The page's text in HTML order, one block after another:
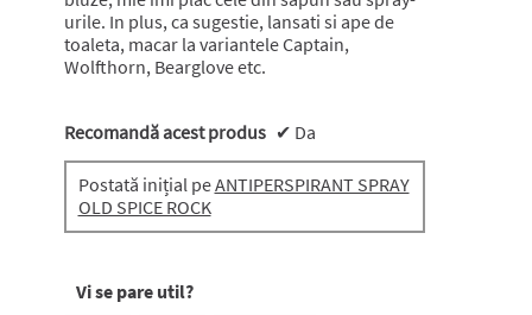
d
a
l
urile. In plus, ca sugestie, lansati si ape de
toaleta, macar la variantele Captain,
Wolfthorn, Bearglove etc.
Recomandă acest produs ✔ Da
Postată inițial peANTIPERSPIRANT SPRAY
OLD SPICE ROCK
Vi se pare util?